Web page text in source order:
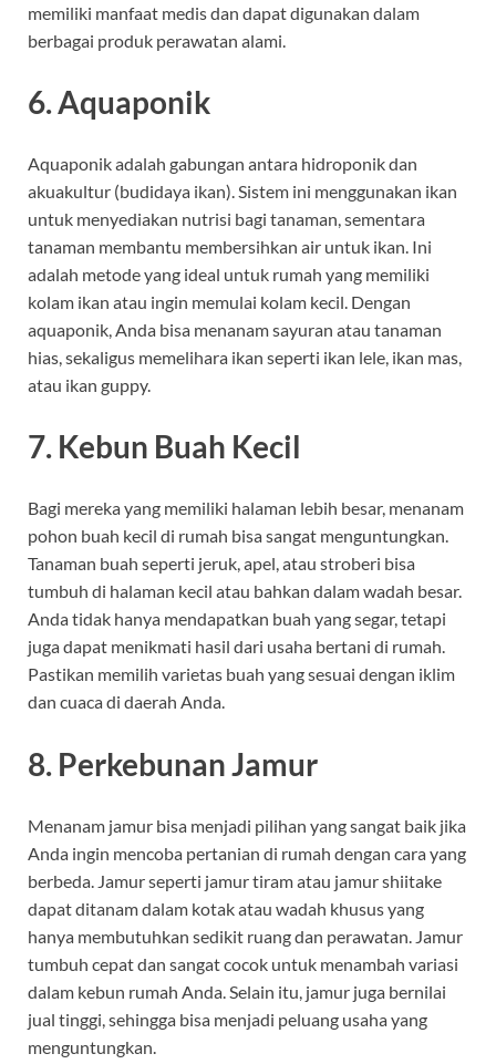
memiliki manfaat medis dan dapat digunakan dalam
berbagai produk perawatan alami.
6.Aquaponik
Aquaponik adalah gabungan antara hidroponik dan
akuakultur (budidaya ikan). Sistem ini menggunakan ikan
untuk menyediakan nutrisi bagi tanaman, sementara
tanaman membantu membersihkan air untuk ikan. Ini
adalah metode yang ideal untuk rumah yang memiliki
kolam ikan atau ingin memulai kolam kecil. Dengan
aquaponik, Anda bisa menanam sayuran atau tanaman
hias, sekaligus memelihara ikan seperti ikan lele, ikan mas,
atau ikan guppy.
7. Kebun Buah Kecil
Bagi mereka yang memiliki halaman lebih besar, menanam
pohon buah kecil di rumah bisa sangat menguntungkan.
Tanaman buah seperti jeruk, apel, atau stroberi bisa
tumbuh di halaman kecil atau bahkan dalam wadah besar.
Anda tidak hanya mendapatkan buah yang segar, tetapi
juga dapat menikmati hasil dari usaha bertani di rumah.
Pastikan memilih varietas buah yang sesuai dengan iklim
dan cuaca di daerah Anda.
8. Perkebunan Jamur
Menanam jamur bisa menjadi pilihan yang sangat baik jika
Anda ingin mencoba pertanian di rumah dengan cara yang
berbeda. Jamur seperti jamur tiram atau jamur shiitake
dapat ditanam dalam kotak atau wadah khusus yang
hanya membutuhkan sedikit ruang dan perawatan. Jamur
tumbuh cepat dan sangat cocok untuk menambah variasi
dalam kebun rumah Anda. Selain itu, jamur juga bernilai
jual tinggi, sehingga bisa menjadi peluang usaha yang
menguntungkan.